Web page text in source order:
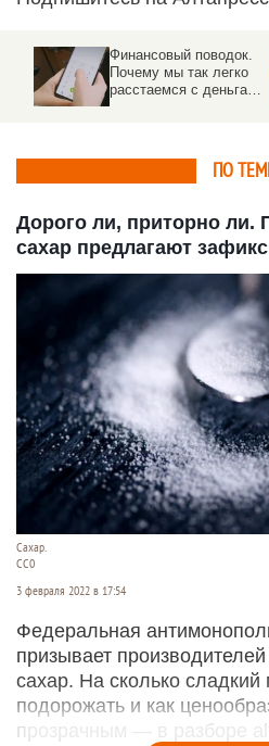
Финансовый поводок.
Почему мы так легко
расстаемся с деньгами
в интернете, и как себе
ПО
Дорого ли, приторно ли.
сахар предлагают
Сахар.
CC0
3 февраля 2022 в 17:54
Федеральная
призывает
сахар. На сколько сладкий
подорожать и как
прозрачным — в разборе